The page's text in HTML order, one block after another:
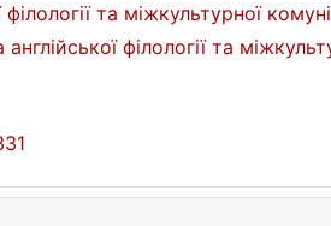
та міжкультурної
філології та